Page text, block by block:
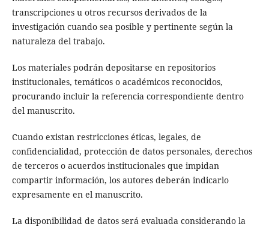
transcripciones u otros recursos derivados de la
investigación cuando sea posible y pertinente según la
naturaleza del trabajo.
Los materiales podrán depositarse en repositorios
institucionales, temáticos o académicos reconocidos,
procurando incluir la referencia correspondiente dentro
del manuscrito.
Cuando existan restricciones éticas, legales, de
confidencialidad, protección de datos personales, derechos
de terceros o acuerdos institucionales que impidan
compartir información, los autores deberán indicarlo
expresamente en el manuscrito.
La disponibilidad de datos será evaluada considerando la